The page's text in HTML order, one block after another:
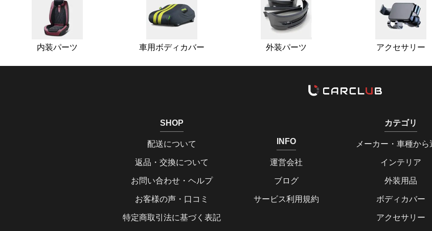
内装パーツ 車用ボディカバー 外装パーツ アクセサリー
SHOP
配送について
返品・交換について
お問い合わせ・ヘルプ
お客様の声・口コミ
特定商取引法に基づく表記
INFO
運営会社
ブログ
サービス利用規約
カテゴリ
メーカー・車種から
インテリア
外装用品
ボディカバー
アクセサリー